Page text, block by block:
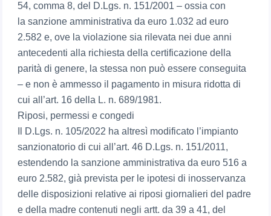
54, comma 8, del D.Lgs. n. 151/2001 – ossia con
la sanzione amministrativa da euro 1.032 ad euro
2.582 e, ove la violazione sia rilevata nei due anni
antecedenti alla richiesta della certificazione della
parità di genere, la stessa non può essere conseguita
– e non è ammesso il pagamento in misura ridotta di
cui all’art. 16 della L. n. 689/1981.
Riposi, permessi e congedi
Il D.Lgs. n. 105/2022 ha altresì modificato l’impianto
sanzionatorio di cui all’art. 46 D.Lgs. n. 151/2011,
estendendo la sanzione amministrativa da euro 516 a
euro 2.582, già prevista per le ipotesi di inosservanza
delle disposizioni relative ai riposi giornalieri del padre
e della madre contenuti negli artt. da 39 a 41, del